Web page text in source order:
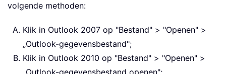
volgende methoden:
Klik in Outlook 2007 op "Bestand" > "Openen" >
„Outlook-gegevensbestand";
Klik in Outlook 2010 op "Bestand" > "Openen" >